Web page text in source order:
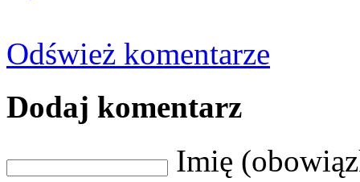
Odśwież komentarze
Dodaj komentarz
Imię